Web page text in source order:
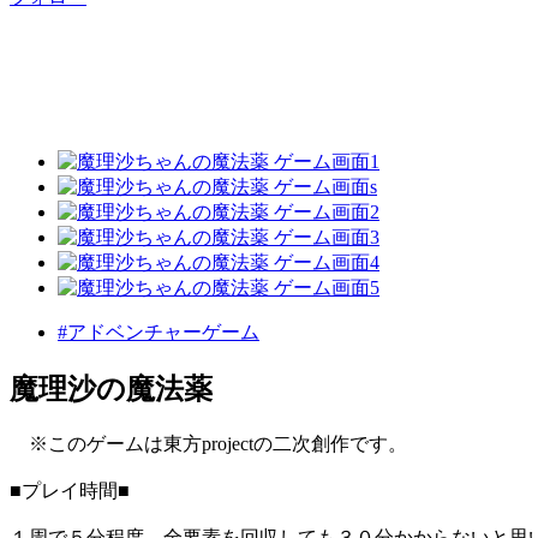
#アドベンチャーゲーム
魔理沙の魔法薬
※このゲームは東方projectの二次創作です。
■プレイ時間■